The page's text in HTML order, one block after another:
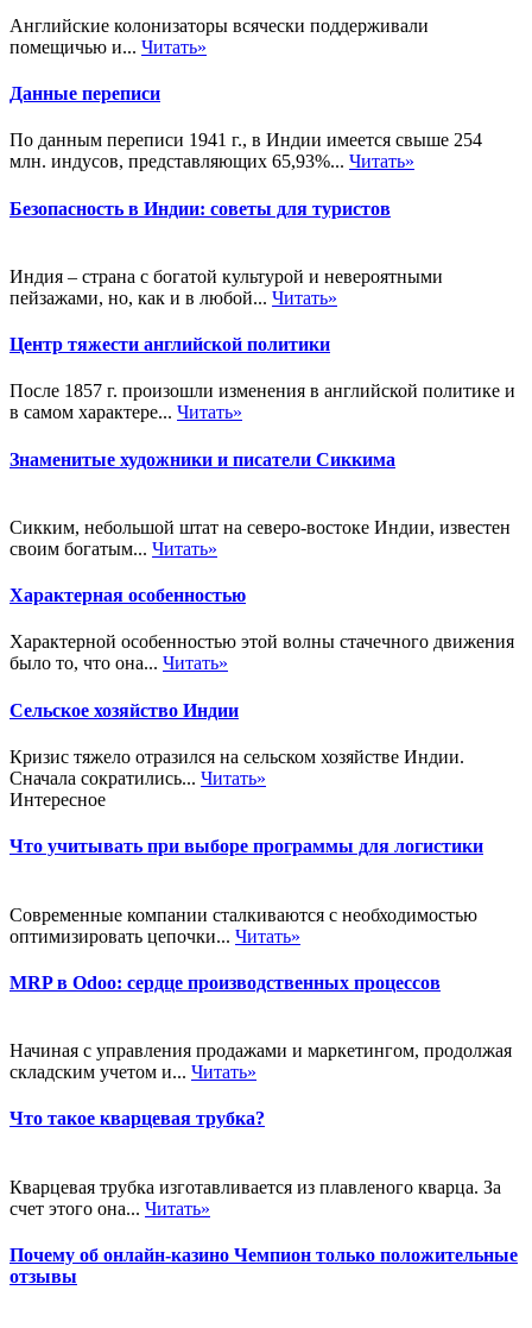
Английские колонизаторы всячески поддерживали
помещичью и... Читать»
Данные переписи
По данным переписи 1941 г., в Индии имеется свыше 254
млн. индусов, представляющих 65,93%... Читать»
Безопасность в Индии: советы для туристов
Индия – страна с богатой культурой и невероятными
пейзажами, но, как и в любой... Читать»
Центр тяжести английской политики
После 1857 г. произошли изменения в английской политике и
в самом характере... Читать»
Знаменитые художники и писатели Сиккима
Сикким, небольшой штат на северо-востоке Индии, известен
своим богатым... Читать»
Характерная особенностью
Характерной особенностью этой волны стачечного движения
было то, что она... Читать»
Сельское хозяйство Индии
Кризис тяжело отразился на сельском хозяйстве Индии.
Сначала сократились... Читать»
Интересное
Что учитывать при выборе программы для логистики
Современные компании сталкиваются с необходимостью
оптимизировать цепочки... Читать»
MRP в Odoo: сердце производственных процессов
Начиная с управления продажами и маркетингом, продолжая
складским учетом и... Читать»
Что такое кварцевая трубка?
Кварцевая трубка изготавливается из плавленого кварца. За
счет этого она... Читать»
Почему об онлайн-казино Чемпион только положительные
отзывы